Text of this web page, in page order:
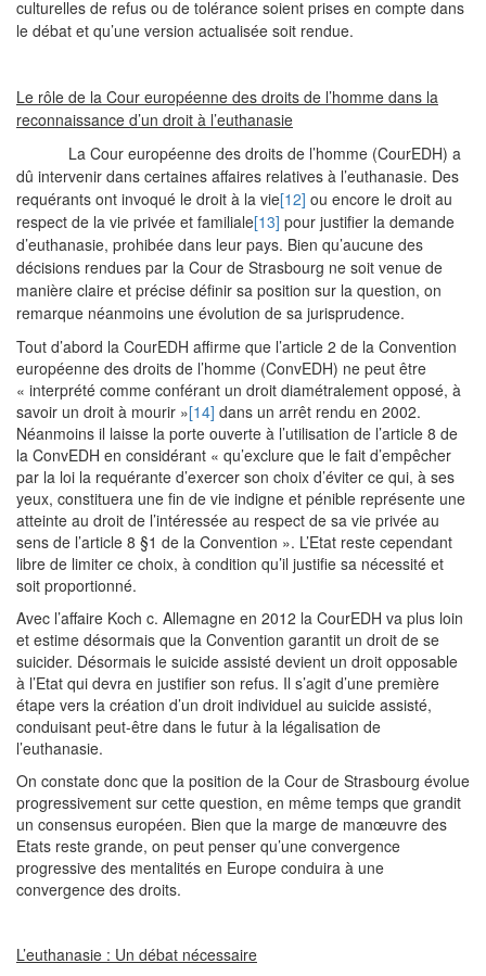
culturelles de refus ou de tolérance soient prises en compte dans
le débat et qu’une version actualisée soit rendue.
Le rôle de la Cour européenne des droits de l’homme dans la
reconnaissance d’un droit à l’euthanasie
La Cour européenne des droits de l’homme (CourEDH) a
dû intervenir dans certaines affaires relatives à l’euthanasie. Des
requérants ont invoqué le droit à la vie[12] ou encore le droit au
respect de la vie privée et familiale[13] pour justifier la demande
d’euthanasie, prohibée dans leur pays. Bien qu’aucune des
décisions rendues par la Cour de Strasbourg ne soit venue de
manière claire et précise définir sa position sur la question, on
remarque néanmoins une évolution de sa jurisprudence.
Tout d’abord la CourEDH affirme que l’article 2 de la Convention
européenne des droits de l’homme (ConvEDH) ne peut être
« interprété comme conférant un droit diamétralement opposé, à
savoir un droit à mourir »[14] dans un arrêt rendu en 2002.
Néanmoins il laisse la porte ouverte à l’utilisation de l’article 8 de
la ConvEDH en considérant « qu’exclure que le fait d’empêcher
par la loi la requérante d’exercer son choix d’éviter ce qui, à ses
yeux, constituera une fin de vie indigne et pénible représente une
atteinte au droit de l’intéressée au respect de sa vie privée au
sens de l’article 8 §1 de la Convention ». L’Etat reste cependant
libre de limiter ce choix, à condition qu’il justifie sa nécessité et
soit proportionné.
Avec l’affaire Koch c. Allemagne en 2012 la CourEDH va plus loin
et estime désormais que la Convention garantit un droit de se
suicider. Désormais le suicide assisté devient un droit opposable
à l’Etat qui devra en justifier son refus. Il s’agit d’une première
étape vers la création d’un droit individuel au suicide assisté,
conduisant peut-être dans le futur à la légalisation de
l’euthanasie.
On constate donc que la position de la Cour de Strasbourg évolue
progressivement sur cette question, en même temps que grandit
un consensus européen. Bien que la marge de manœuvre des
Etats reste grande, on peut penser qu’une convergence
progressive des mentalités en Europe conduira à une
convergence des droits.
L’euthanasie : Un débat nécessaire